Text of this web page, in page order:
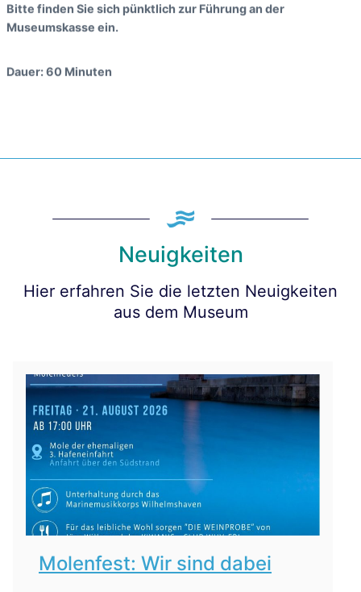
Bitte finden Sie sich pünktlich zur Führung an der
Museumskasse ein.
Dauer: 60 Minuten
Neuigkeiten
Hier erfahren Sie die letzten Neuigkeiten
aus dem Museum
Molenfest: Wir sind dabei